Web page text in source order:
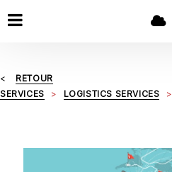
RETOUR
SERVICES
LOGISTICS SERVICES